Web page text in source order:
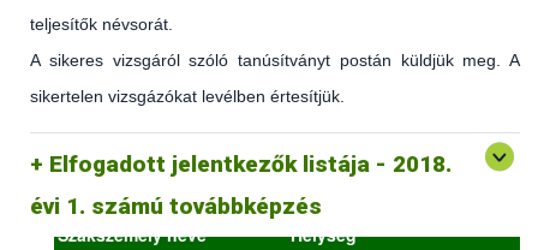
teljesítők névsorát.
A sikeres vizsgáról szóló tanúsítványt postán küldjük meg. A
sikertelen vizsgázókat levélben értesítjük.
Elfogadott jelentkezők listája - 2018.
évi 1. számú továbbképzés
(az erdőgazdálkodást és az erdészeti szakirányítást érintő
hatályos jogszabályokról és azok alkalmazásáról szóló
általános továbbképzés)
2018.09.18. – 2018.09.19.
Szakszemély neve
Helység